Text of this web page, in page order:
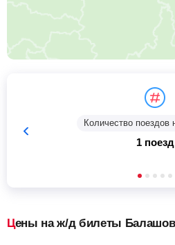
Количество поездов
1 поезд
Цены на ж/д билеты